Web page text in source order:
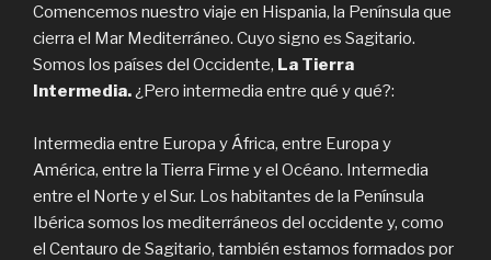
Comencemos nuestro viaje en Hispania, la Península que
cierra el Mar Mediterráneo. Cuyo signo es Sagitario.
Somos los países del Occidente, La Tierra
Intermedia. ¿Pero intermedia entre qué y qué?:
Intermedia entre Europa y África, entre Europa y
América, entre la Tierra Firme y el Océano. Intermedia
entre el Norte y el Sur. Los habitantes de la Península
Ibérica somos los mediterráneos del occidente y, como
el Centauro de Sagitario, también estamos formados por